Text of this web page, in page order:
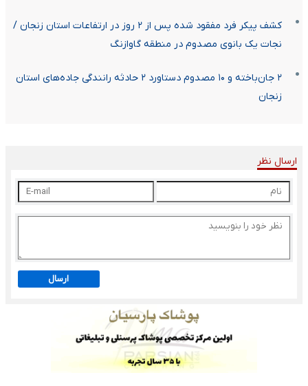
کشف پیکر فرد مفقود شده پس از ۲ روز در ارتفاعات استان زنجان /
نجات یک بانوی مصدوم در منطقه گاوازنگ
۲ جان‌باخته و ۱۰ مصدوم دستاورد ۲ حادثه رانندگی جاده‌های استان
زنجان
ارسال نظر
ارسال